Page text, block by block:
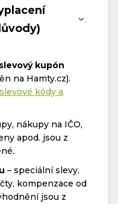
kupón
na Hamty.cz).
kódy a
nákupy na IČO,
apod. jsou z
– speciální slevy,
kompenzace od
jsou z